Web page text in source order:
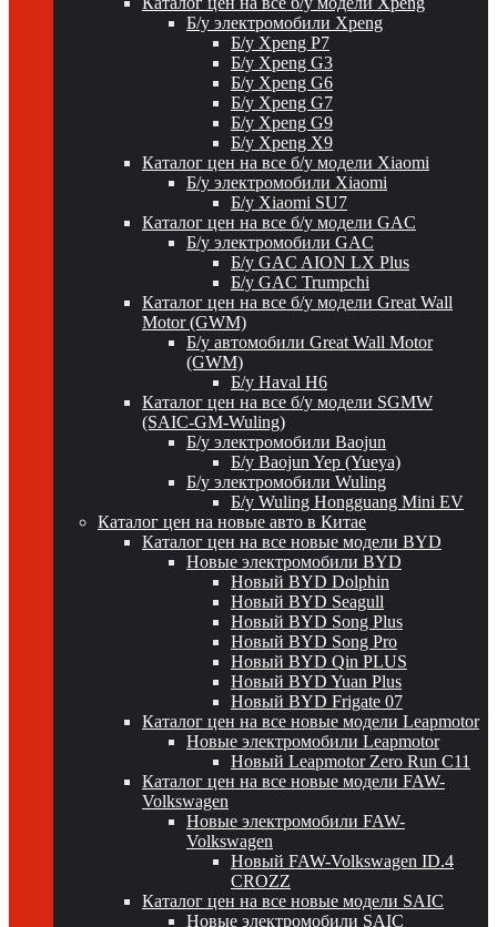
Б/у электромобили Xpeng
Б/у Xpeng P7
Б/у Xpeng G3
Б/у Xpeng G6
Б/у Xpeng G7
Б/у Xpeng G9
Б/у Xpeng X9
Каталог цен на все б/у модели Xiaomi
Б/у электромобили Xiaomi
Б/у Xiaomi SU7
Каталог цен на все б/у модели GAC
Б/у электромобили GAC
Б/у GAC AION LX Plus
Б/у GAC Trumpchi
Каталог цен на все б/у модели Great Wall
Motor (GWM)
Б/у автомобили Great Wall Motor
(GWM)
Б/у Haval H6
Каталог цен на все б/у модели SGMW
(SAIC-GM-Wuling)
Б/у электромобили Baojun
Б/у Baojun Yep (Yueya)
Б/у электромобили Wuling
Б/у Wuling Hongguang Mini EV
Каталог цен на новые авто в Китае
Каталог цен на все новые модели BYD
Новые электромобили BYD
Новый BYD Dolphin
Новый BYD Seagull
Новый BYD Song Plus
Новый BYD Song Pro
Новый BYD Qin PLUS
Новый BYD Yuan Plus
Новый BYD Frigate 07
Каталог цен на все новые модели Leapmotor
Новые электромобили Leapmotor
Новый Leapmotor Zero Run C11
Каталог цен на все новые модели FAW-
Volkswagen
Новые электромобили FAW-
Volkswagen
Новый FAW-Volkswagen ID.4
CROZZ
Каталог цен на все новые модели SAIC
Новые электромобили SAIC